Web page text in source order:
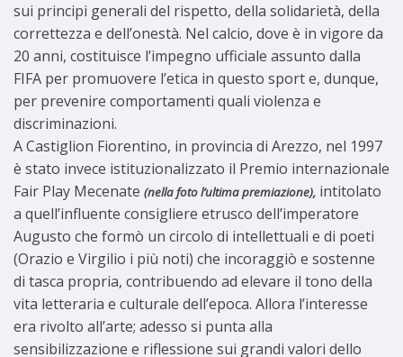
sui principi generali del rispetto, della solidarietà, della
correttezza e dell’onestà. Nel calcio, dove è in vigore da
20 anni, costituisce l’impegno ufficiale assunto dalla
FIFA per promuovere l’etica in questo sport e, dunque,
per prevenire comportamenti quali violenza e
discriminazioni.
A Castiglion Fiorentino, in provincia di Arezzo, nel 1997
è stato invece istituzionalizzato il Premio internazionale
Fair Play Mecenate (nella foto l’ultima premiazione), intitolato
a quell’influente consigliere etrusco dell’imperatore
Augusto che formò un circolo di intellettuali e di poeti
(Orazio e Virgilio i più noti) che incoraggiò e sostenne
di tasca propria, contribuendo ad elevare il tono della
vita letteraria e culturale dell’epoca. Allora l’interesse
era rivolto all’arte; adesso si punta alla
sensibilizzazione e riflessione sui grandi valori dello